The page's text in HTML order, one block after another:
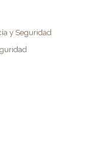
y Seguridad